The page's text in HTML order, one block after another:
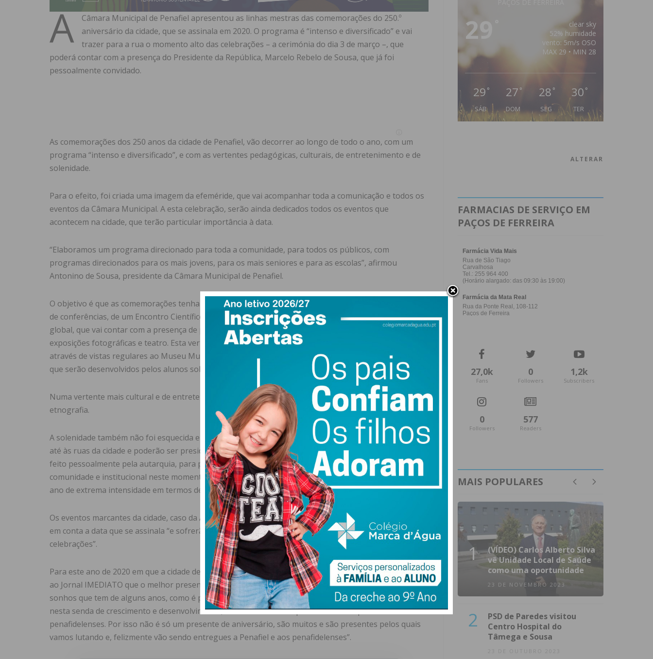
A
Câmara Municipal de Penafiel apresentou as linhas mestras das comemorações do 250.º
aniversário da cidade, que se assinala em 2020. O programa é “intenso e diversificado” e vai
trazer para a rua o momento alto das celebrações – a cerimónia do dia 3 de março –, que
poderá contar com a presença do Presidente da República, Marcelo Rebelo de Sousa, que já foi
pessoalmente convidado.
As comemorações dos 250 anos da cidade de Penafiel, vão decorrer ao longo de todo o ano, com um
programa “intenso e diversificado”, e com as vertentes pedagógicas, culturais, de entretenimento e de
solenidade.
Para o efeito, foi criada uma imagem da efeméride, que vai acompanhar toda a comunicação e todos os
eventos da Câmara Municipal. A esta celebração, serão ainda dedicados todos os eventos que
acontecem na cidade, que terão particular importância à data.
“Elaboramos um programa direcionado para toda a comunidade, para todos os públicos, com
programas direcionados para os mais jovens, para os mais seniores e para as escolas”, afirmou
Antonino de Sousa, presidente da Câmara Municipal de Penafiel.
O objetivo é que as comemorações tenham diferentes vertentes. Uma delas será a pedagógica, através
de conferências, de um Encontro Científico (denominado “Penafiel Cruzamento de Caminhos no mundo
global, que vai contar com a presença de penafidelenses pelo mundo), de apresentações de livros,
exposições fotográficas e teatro. Esta vertente do evento, vai ainda envolver a comunidade escolar,
através de vistas regulares ao Museu Municipal de Penafiel, ao centro histórico da cidade e de trabalhos
que serão desenvolvidos pelos alunos sobre o aniversário da cidade.
Numa vertente mais cultural e de entretenimento, o programa contempla concertos, música, cinema,
etnografia.
A solenidade também não foi esquecida e o dia 3 de março, o dia do aniversário, trará a sessão solene
até às ruas da cidade e poderão ser presididas por Marcelo Rebelo de Sousa, caso este aceite o convite
feito pessoalmente pela autarquia, para presidir à cerimónia. “Queremos um grande envolvimento da
comunidade e institucional neste momento solene”, referiu Antonino de Sousa, certo de que vai ser um
ano de extrema intensidade em termos de atividades”.
Os eventos marcantes da cidade, caso da Agrival ou do Corpo de Deus vão ter, segundo o edil municipal,
em conta a data que se assinala “e sofrerão um refresh para terem o toque do aniversário e das
celebrações”.
Para este ano de 2020 em que a cidade de Penafiel celebra os seus 250 anos, Antonino de Sousa afirmou
ao Jornal IMEDIATO que o melhor presente de aniversário era “a nossa cidade concretizar alguns
sonhos que tem de alguns anos, como é por exemplo um espaço de cultura e criatividade, é continuar
nesta senda de crescimento e desenvolvimento, com cada vez mais qualidade de vida para todos os
penafidelenses. Por isso não é só um presente de aniversário, são muitos e são presentes pelos quais
vamos lutando e, felizmente vão sendo entregues a Penafiel e aos penafidelenses”.
29
clear sky
52% humidade
vento: 5m/s OSO
MAX 29 • MIN 28
29 °
SÁB
27 °
DOM
28 °
SEG
30 °
TER
ALTERAR
FARMACIAS DE SERVIÇO EM
PAÇOS DE FERREIRA
27,0k
Fans
0
Followers
1,2k
Subscribers
0
Followers
577
Readers
MAIS POPULARES
1
(VÍDEO) Carlos Alberto Silva
vê Unidade Local de Saúde
como uma oportunidade
23 DE NOVEMBRO 2023
2
PSD de Paredes visitou
Centro Hospital do
Tâmega e Sousa
23 DE OUTUBRO 2023